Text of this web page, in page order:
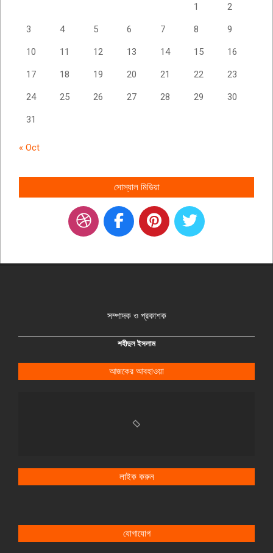
1 2
3 4 5 6 7 8 9
10 11 12 13 14 15 16
17 18 19 20 21 22 23
24 25 26 27 28 29 30
31
« Oct
সোস্যাল মিডিয়া
সম্পাদক ও প্রকাশক
শহীদুল ইসলাম
আজকের আবহাওয়া
লাইক করুন
যোগাযোগ